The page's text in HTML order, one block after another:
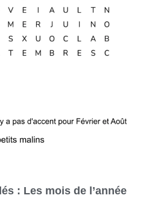
: Les mois de l’année